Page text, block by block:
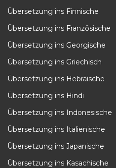
Übersetzung ins Finnische
Übersetzung ins Französische
Übersetzung ins Georgische
Übersetzung ins Griechisch
Übersetzung ins Hebräische
Übersetzung ins Hindi
Übersetzung ins Indonesische
Übersetzung ins Italienische
Übersetzung ins Japanische
Übersetzung ins Kasachische